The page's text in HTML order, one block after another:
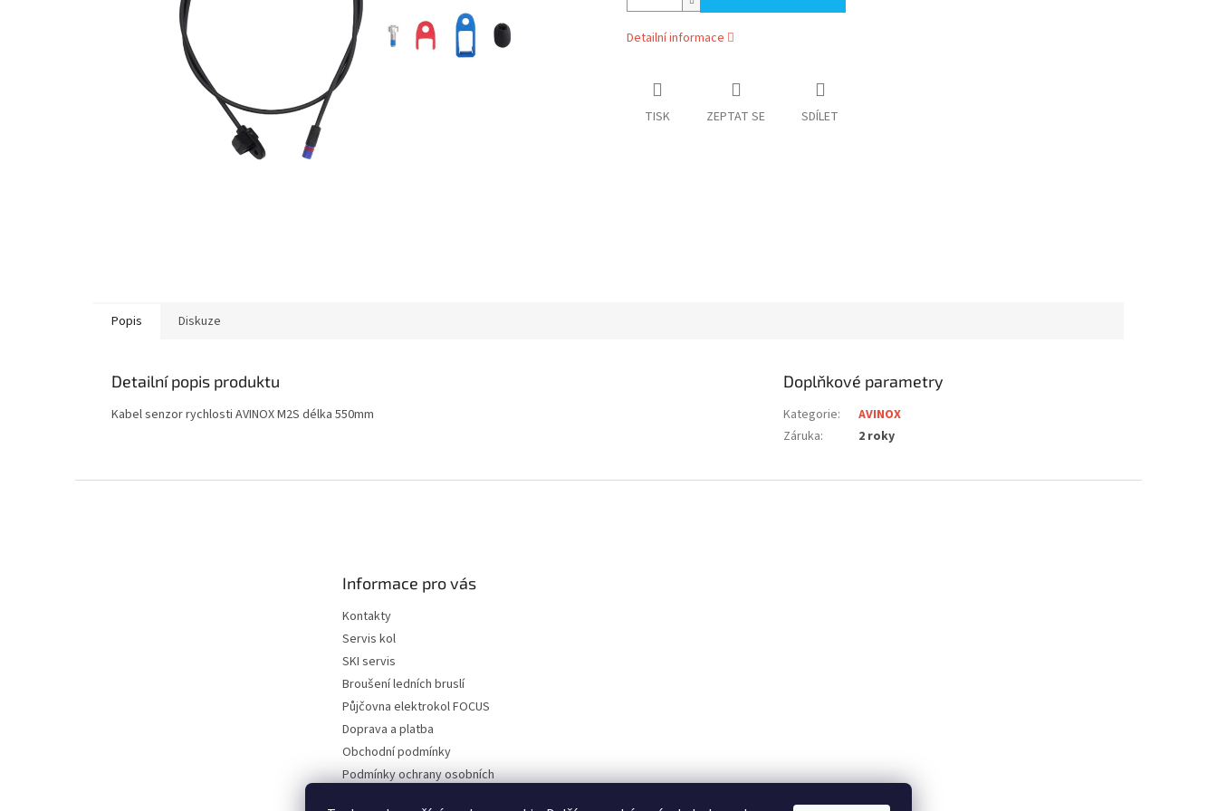
Detailní informace
TISK ZEPTAT SE SDÍLET
Popis Diskuze
Detailní popis produktu
Kabel senzor rychlosti AVINOX M2S délka 550mm
Doplňkové parametry
Kategorie:
AVINOX
Záruka: 2 roky
Informace pro vás
Kontakty
Servis kol
SKI servis
Broušení ledních bruslí
Půjčovna elektrokol FOCUS
Doprava a platba
Obchodní podmínky
Podmínky ochrany osobních